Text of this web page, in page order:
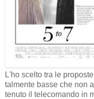
L'ho scelto tra le
talmente basse che non
tenuto il telecomando in